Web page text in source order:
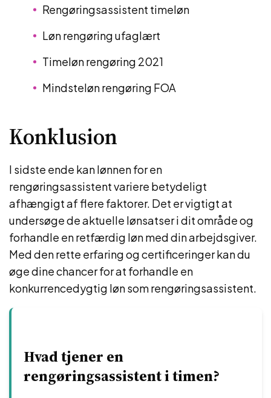
Rengøringsassistent timeløn
Løn rengøring ufaglært
Timeløn rengøring 2021
Mindsteløn rengøring FOA
Konklusion
I sidste ende kan lønnen for en
rengøringsassistent variere betydeligt
afhængigt af flere faktorer. Det er vigtigt at
undersøge de aktuelle lønsatser i dit område og
forhandle en retfærdig løn med din arbejdsgiver.
Med den rette erfaring og certificeringer kan du
øge dine chancer for at forhandle en
konkurrencedygtig løn som rengøringsassistent.
Hvad tjener en
rengøringsassistent i timen?